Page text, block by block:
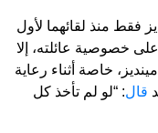
فقط منذ لقائهما لأول
خصوصية عائلته، إلا
خاصة أثناء رعاية
قال: “لو لم تأخذ كل